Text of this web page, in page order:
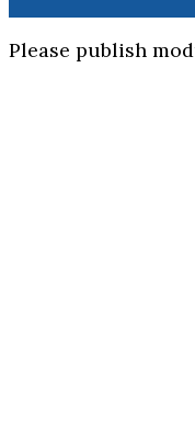
Please publish